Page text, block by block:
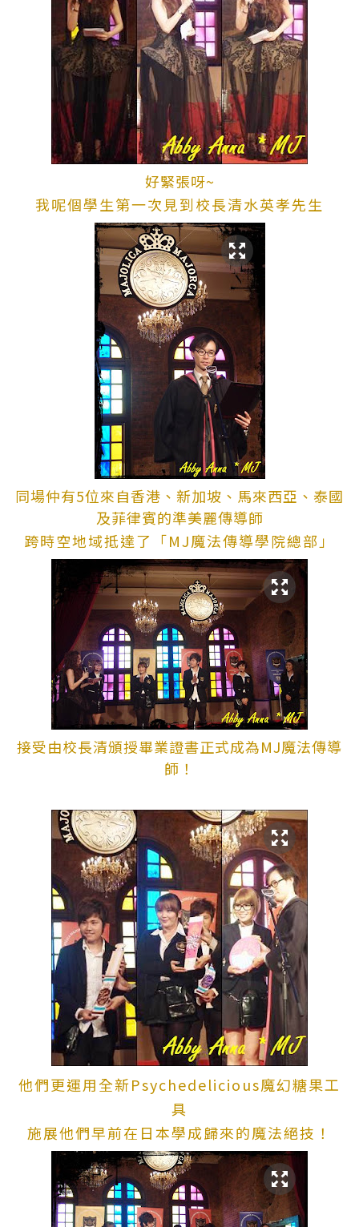
好緊張呀~
我呢個學生第一次見到校長清水英孝先生
同場仲有5位來自香港、新加坡、馬來西亞、泰國
及菲律賓的準美麗傳導師
跨時空地域抵達了「MJ魔法傳導學院總部」
接受由校長清頒授畢業證書正式成為MJ魔法傳導
師！
他們更運用全新Psychedelicious魔幻糖果工
具
施展他們早前在日本學成歸來的魔法絕技！